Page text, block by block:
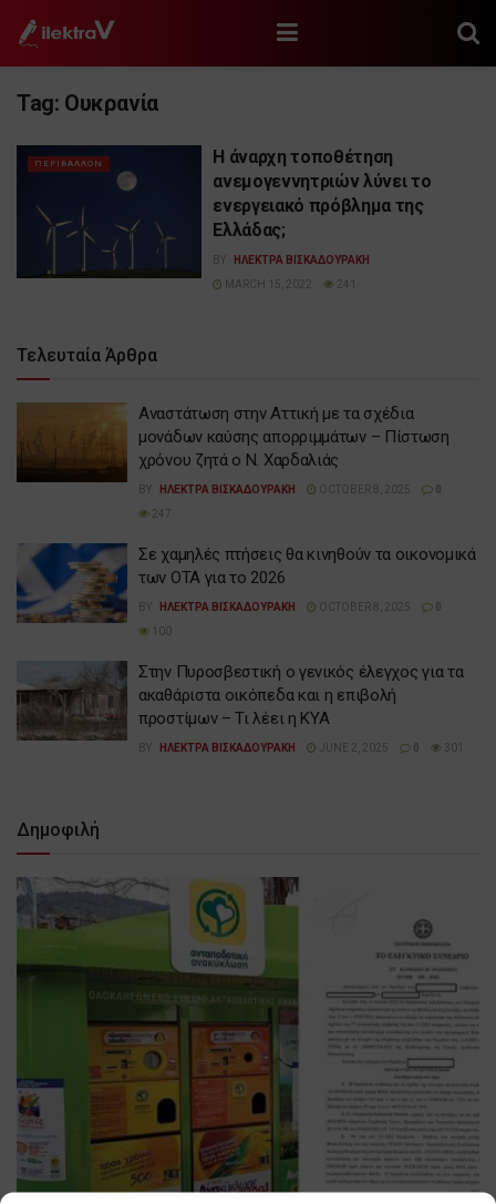
Tag: Ουκρανία
ΠΕΡΙΒΑΛΛΟΝ
Η άναρχη τοποθέτηση
ανεμογεννητριών λύνει το
ενεργειακό πρόβλημα της
Ελλάδας;
BY
ΗΛΕΚΤΡΑ ΒΙΣΚΑΔΟΥΡΑΚΗ
MARCH 15, 2022
241
Τελευταία Άρθρα
Αναστάτωση στην Αττική με τα σχέδια
μονάδων καύσης απορριμμάτων – Πίστωση
χρόνου ζητά ο Ν. Χαρδαλιάς
BY ΗΛΕΚΤΡΑ ΒΙΣΚΑΔΟΥΡΑΚΗ OCTOBER 8, 2025
247
Σε χαμηλές πτήσεις θα κινηθούν τα οικονομικά
των ΟΤΑ για το 2026
BY ΗΛΕΚΤΡΑ ΒΙΣΚΑΔΟΥΡΑΚΗ OCTOBER 8, 2025
100
Στην Πυροσβεστική ο γενικός έλεγχος για τα
ακαθάριστα οικόπεδα και η επιβολή
προστίμων – Τι λέει η ΚΥΑ
BY ΗΛΕΚΤΡΑ ΒΙΣΚΑΔΟΥΡΑΚΗ JUNE 2, 2025 301
Δημοφιλή